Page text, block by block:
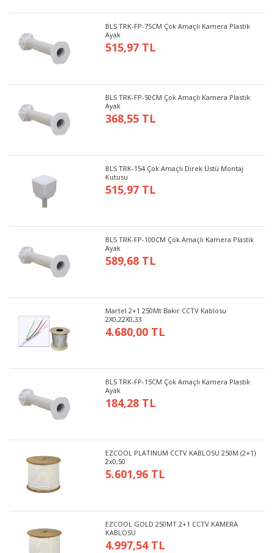
BLS TRK-FP-75CM Çok Amaçlı Kamera Plastik
Ayak
515,97 TL
BLS TRK-FP-50CM Çok Amaçlı Kamera Plastik
Ayak
368,55 TL
BLS TRK-154 Çok Amaçlı Direk Üstü Montaj
Kutusu
515,97 TL
BLS TRK-FP-100CM Çok Amaçlı Kamera Plastik
Ayak
589,68 TL
Martel 2+1 250Mt Bakır CCTV Kablosu
2X0,22X0,33
4.680,00 TL
BLS TRK-FP-15CM Çok Amaçlı Kamera Plastik
Ayak
184,28 TL
EZCOOL PLATINUM CCTV KABLOSU 250M (2+1)
2x0,50
5.601,96 TL
EZCOOL GOLD 250MT 2+1 CCTV KAMERA
KABLOSU
4.997,54 TL